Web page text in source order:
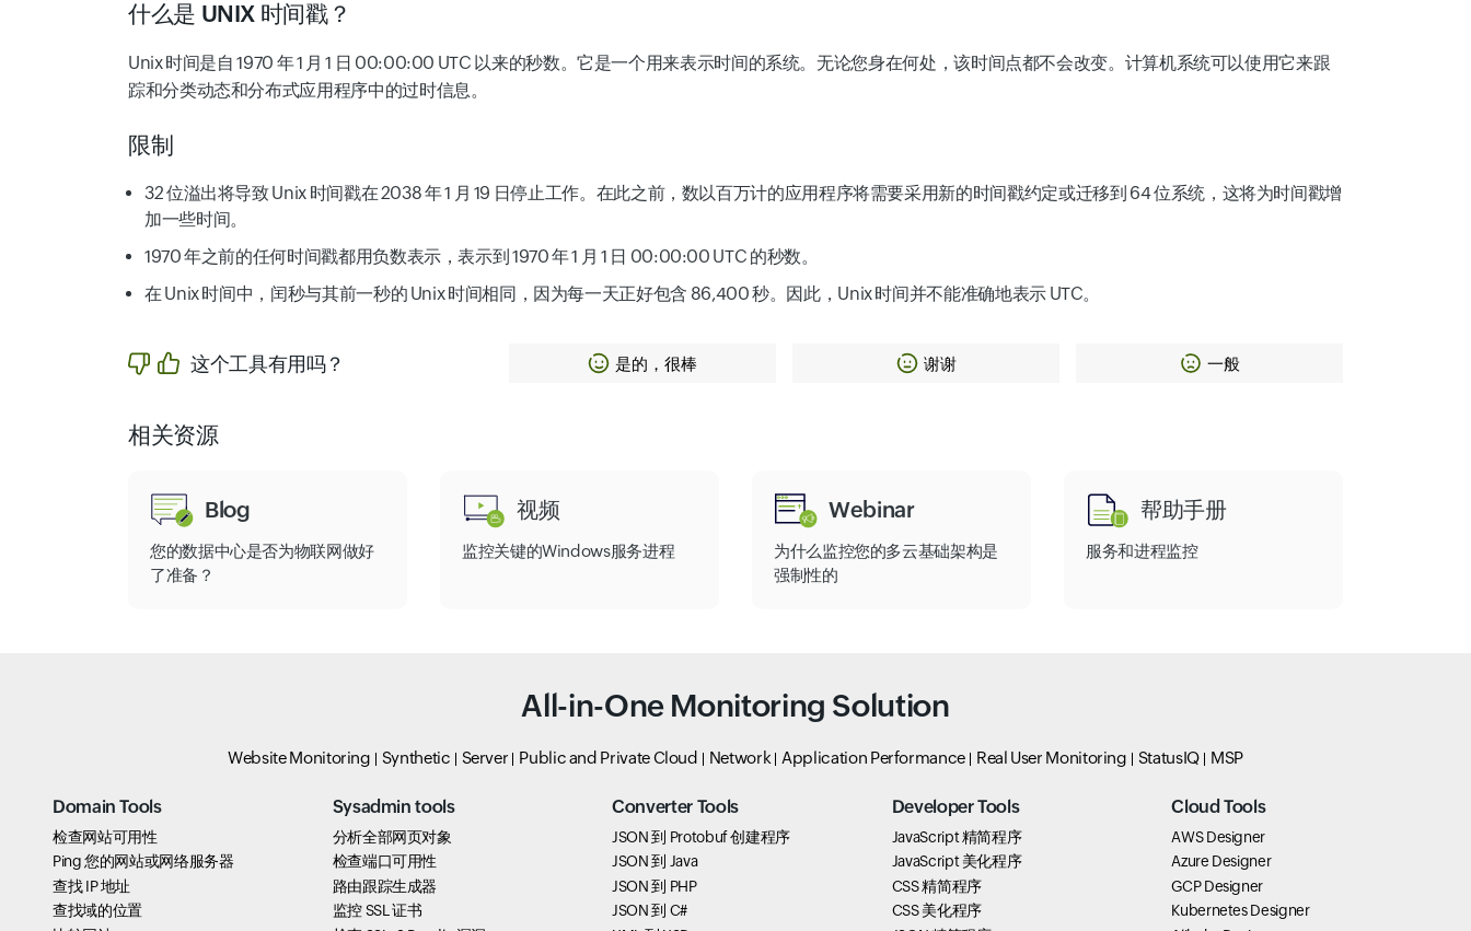
什么是 UNIX 时间戳？
Unix 时间是自 1970 年 1 月 1 日 00:00:00 UTC 以来的秒数。它是一个用来表示时间的系统。无论您身在何处，该时间点都不会改变。计算机系统可以使用它来跟
踪和分类动态和分布式应用程序中的过时信息。
限制
32 位溢出将导致 Unix 时间戳在 2038 年 1 月 19 日停止工作。在此之前，数以百万计的应用程序将需要采用新的时间戳约定或迁移到 64 位系统，这将为时间戳增
加一些时间。
1970 年之前的任何时间戳都用负数表示，表示到 1970 年 1 月 1 日 00:00:00 UTC 的秒数。
在 Unix 时间中，闰秒与其前一秒的 Unix 时间相同，因为每一天正好包含 86,400 秒。因此，Unix 时间并不能准确地表示 UTC。
这个工具有用吗？ 是的，很棒 谢谢 一般
相关资源
Blog
您的数据中心是否为物联网做好
了准备？
视频
监控关键的Windows服务进程
Webinar
为什么监控您的多云基础架构是
强制性的
帮助手册
服务和进程监控
All-in-One Monitoring Solution
Website Monitoring Synthetic Server Public and Private Cloud Network Application Performance Real User Monitoring StatusIQ MSP
Domain Tools
检查网站可用性
Ping 您的网站或网络服务器
查找 IP 地址
查找域的位置
Sysadmin tools
分析全部网页对象
检查端口可用性
路由跟踪生成器
监控 SSL 证书
Converter Tools
JSON 到 Protobuf 创建程序
JSON 到 Java
JSON 到 PHP
JSON 到 C#
Developer Tools
JavaScript 精简程序
JavaScript 美化程序
CSS 精简程序
CSS 美化程序
Cloud Tools
AWS Designer
Azure Designer
GCP Designer
Kubernetes Designer